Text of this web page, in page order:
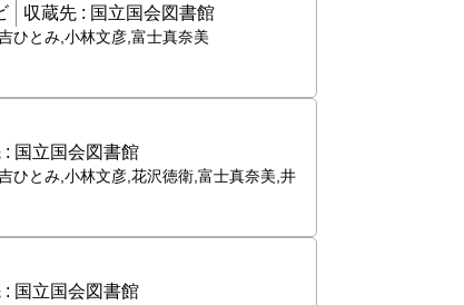
収蔵先 : 国立国会図書館
ひとみ,小林文彦,富士真奈美
: 国立国会図書館
ひとみ,小林文彦,花沢徳衛,富士真奈美,井
: 国立国会図書館